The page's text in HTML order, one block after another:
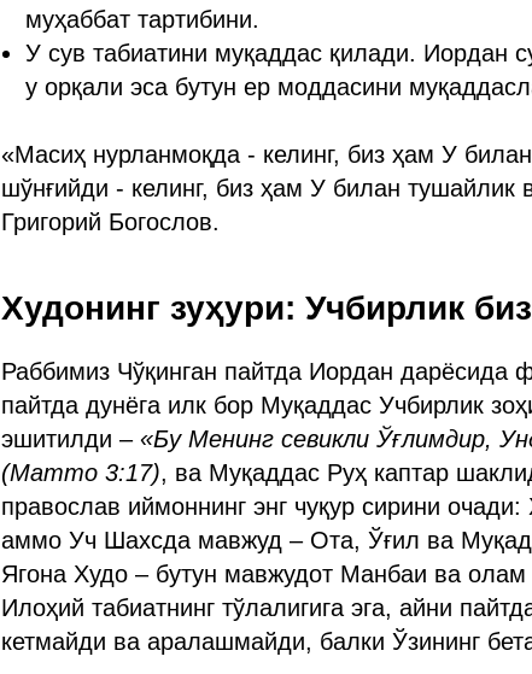
муҳаббат тартибини.
У сув табиатини муқаддас қилади. Иордан
у орқали эса бутун ер моддасини
«Масиҳ нурланмоқда - келинг, биз ҳам У
шўнғийди - келинг, биз ҳам У билан тушайлик
Григорий Богослов.
Худонинг зуҳури: Учбирлик
Раббимиз Чўқинган пайтда Иордан дарёсида
пайтда дунёга илк бор Муқаддас Учбирлик
эшитилди – «Бу Менинг севикли Ўғлимдир,
(Матто 3:17), ва Муқаддас Руҳ каптар
православ иймоннинг энг чуқур сирини
аммо Уч Шахсда мавжуд – Ота, Ўғил ва
Ягона Худо – бутун мавжудот Манбаи ва
Илоҳий табиатнинг тўлалигига эга, айни
кетмайди ва аралашмайди, балки Ўзининг